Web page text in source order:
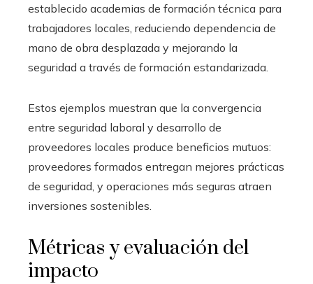
establecido academias de formación técnica para
trabajadores locales, reduciendo dependencia de
mano de obra desplazada y mejorando la
seguridad a través de formación estandarizada.
Estos ejemplos muestran que la convergencia
entre seguridad laboral y desarrollo de
proveedores locales produce beneficios mutuos:
proveedores formados entregan mejores prácticas
de seguridad, y operaciones más seguras atraen
inversiones sostenibles.
Métricas y evaluación del
impacto